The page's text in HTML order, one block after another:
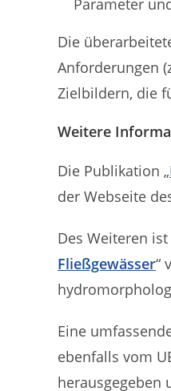
Parameter
Die
Anforderungen
Zielbildern, die
Weitere
Die Publikation „
der Webseite
Des Weiteren
Fließgewässer“
Eine
ebenfalls vom
herausgegeben